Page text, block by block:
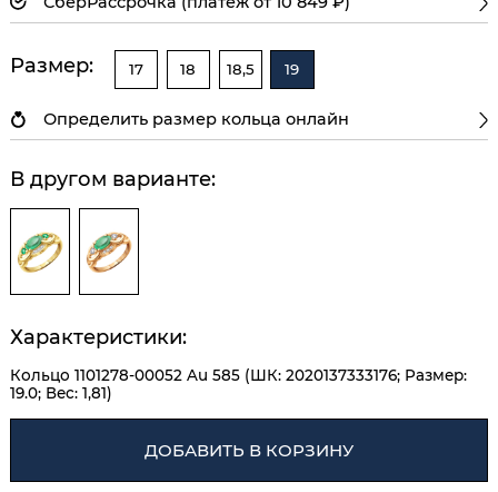
Размер: 17 18 18,5 19
Определить размер кольца онлайн
В другом варианте:
Характеристики:
Кольцо 1101278-00052 Au 585 (ШК: 2020137333176; Размер:
19.0; Вес: 1,81)
ДОБАВИТЬ В КОРЗИНУ